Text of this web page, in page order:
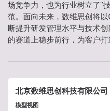
场竞争力，也为行业树立了"
范。面向未来，数维思创将
断提升研发管理水平与技术
的赛道上稳步前行，为客户打
北京数维思创科技有限公司
模型视图